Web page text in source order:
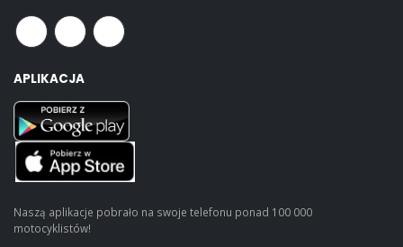
APLIKACJA
Naszą aplikacje pobrało na swoje telefonu ponad 100 000
motocyklistów!